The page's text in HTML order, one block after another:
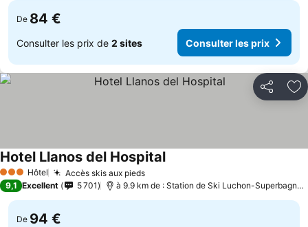
De 84 €
Consulter les prix de 2 sites Consulter les prix
Partager
3 ÉtoilesHôtel Accès skis aux pieds
Hotel Llanos del Hospital
9,1 Excellent 5 701 à 9.9 km de : Station de Ski Luchon-Superbagnères
De 94 €